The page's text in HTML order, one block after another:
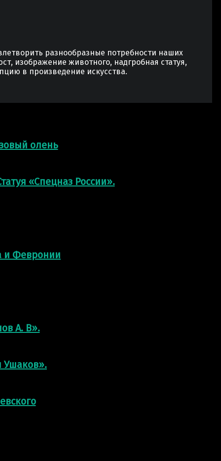
разнообразные потребности наших
изображение животного, надгробная статуя,
в произведение искусства.
олень
«Спецназ России».
и Февронии
А. В».
Ушаков».